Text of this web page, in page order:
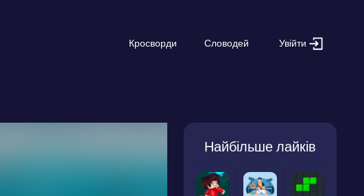
Кросворди Словодей Увійти
Найбільше лайків